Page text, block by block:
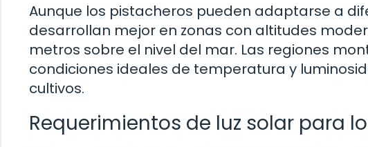
Aunque los pistacheros pueden adaptarse a
desarrollan mejor en zonas con altitudes
metros sobre el nivel del mar. Las regiones
condiciones ideales de temperatura y
cultivos.
Requerimientos de luz solar para